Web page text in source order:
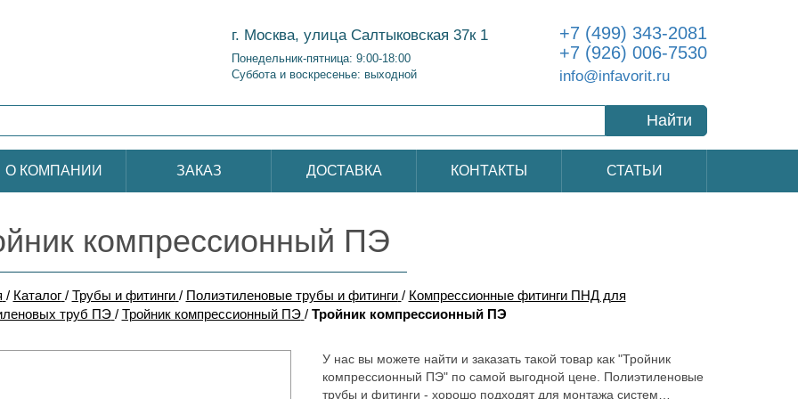
г. Москва, улица Салтыковская 37к 1
Понедельник-пятница: 9:00-18:00
Суббота и воскресенье: выходной
+7 (499) 343-2081
+7 (926) 006-7530
info@infavorit.ru
Найти
О КОМПАНИИ ЗАКАЗ ДОСТАВКА КОНТАКТЫ СТАТЬИ
компрессионный ПЭ
/ Каталог / Трубы и фитинги / Полиэтиленовые трубы и фитинги / Компрессионные фитинги ПНД для
труб ПЭ / Тройник компрессионный ПЭ / Тройник компрессионный ПЭ
У нас вы можете найти и заказать такой товар как "Тройник
компрессионный ПЭ" по самой выгодной цене. Полиэтиленовые
трубы и фитинги - хорошо подходят для монтажа систем